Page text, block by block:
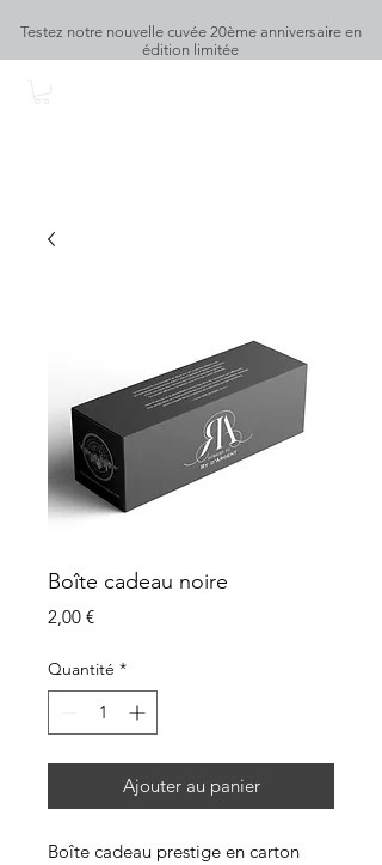
Testez notre nouvelle cuvée 20ème anniversaire en
édition limitée
Boîte cadeau noire
2,00 €Prix
Quantité *
Ajouter au panier
Boîte cadeau prestige en carton